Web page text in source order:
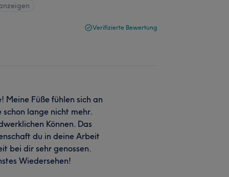
Verifizierte Bewertung
Meine Füße fühlen sich an
lange nicht mehr.
Können. Das
du in deine Arbeit
bei dir sehr genossen.
Wiedersehen!